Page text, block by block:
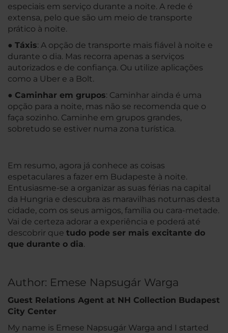
especiais em serviço durante a noite. A rede é
extensa, pelo que são um meio de transporte
prático à noite.
● Táxis: A opção de transporte mais fiável à noite e
durante o dia. Mas recorra apenas a serviços
autorizados e de confiança. Ou utilize aplicações
como a Uber e a Bolt.
● Caminhar em grupos: Caminhar ainda é uma
opção para a noite, mas não se recomenda que o
faça sozinho. Caminhe em grupos grandes,
sobretudo se estiver numa zona turística.
Em resumo, agora já conhece as coisas
espetaculares a fazer em Budapeste à noite.
Entusiasme-se a organizar as suas férias na capital
da Hungria e descubra as maravilhas noturnas desta
cidade, com os seus amigos, família ou cara-metade.
Vai de certeza adorar a experiência e poderá até
descobrir que tudo pode ser mais excitante do
que durante o dia.
Author: Emese Napsugár Warga
Guest Relations Agent at NH Collection Budapest
City Center
My name is Emese Napsugár Warga and I started